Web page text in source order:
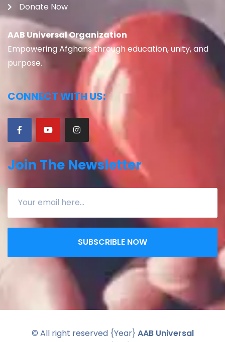
Donate Now
AAB Universal Organization
Empowering Afghans through education, unity, and
purpose.
CONNECT WITH US:
Join The Newsletter
SUBSCRIBLE NOW
© All right reserved {Year} AAB Universal